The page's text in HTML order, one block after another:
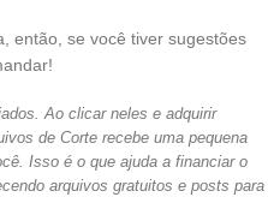
então, se você tiver sugestões
Ao clicar neles e adquirir
de Corte recebe uma pequena
Isso é o que ajuda a financiar o
arquivos gratuitos e posts para